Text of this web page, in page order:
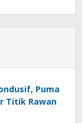
Puma
Titik Rawan